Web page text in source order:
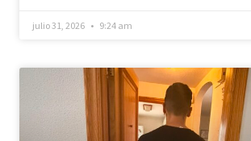
julio 31, 2026 9:24 am